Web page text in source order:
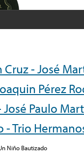
Cruz - José
Pérez
José Paulo
Trio
Niño Bautizado